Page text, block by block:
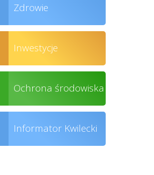
Zdrowie
Inwestycje
Ochrona środowiska
Informator Kwilecki